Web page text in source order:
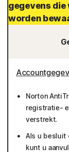
gegevens
worden
Norton
registratie-
verstrekt.
Als u besluit
kunt u